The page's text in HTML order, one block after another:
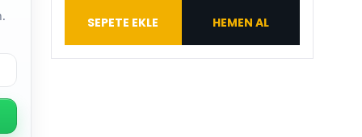
SEPETE EKLE HEMEN AL